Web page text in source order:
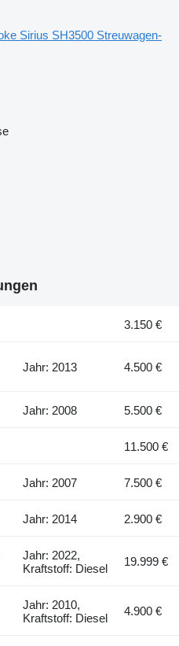
Sirius SH3500 Streuwagen-
3.150 €
Jahr: 2013 4.500 €
Jahr: 2008 5.500 €
11.500 €
Jahr: 2007 7.500 €
Jahr: 2014 2.900 €
Jahr: 2022,
Kraftstoff: Diesel
19.999 €
Jahr: 2010,
Kraftstoff: Diesel
4.900 €